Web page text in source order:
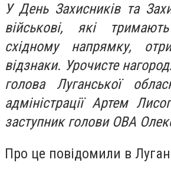
У День Захисників та
військові, які
східному напрямку,
відзнаки. Урочисте
голова Луганської
адміністрації Артем
заступник голови ОВА
Про це повідомили в